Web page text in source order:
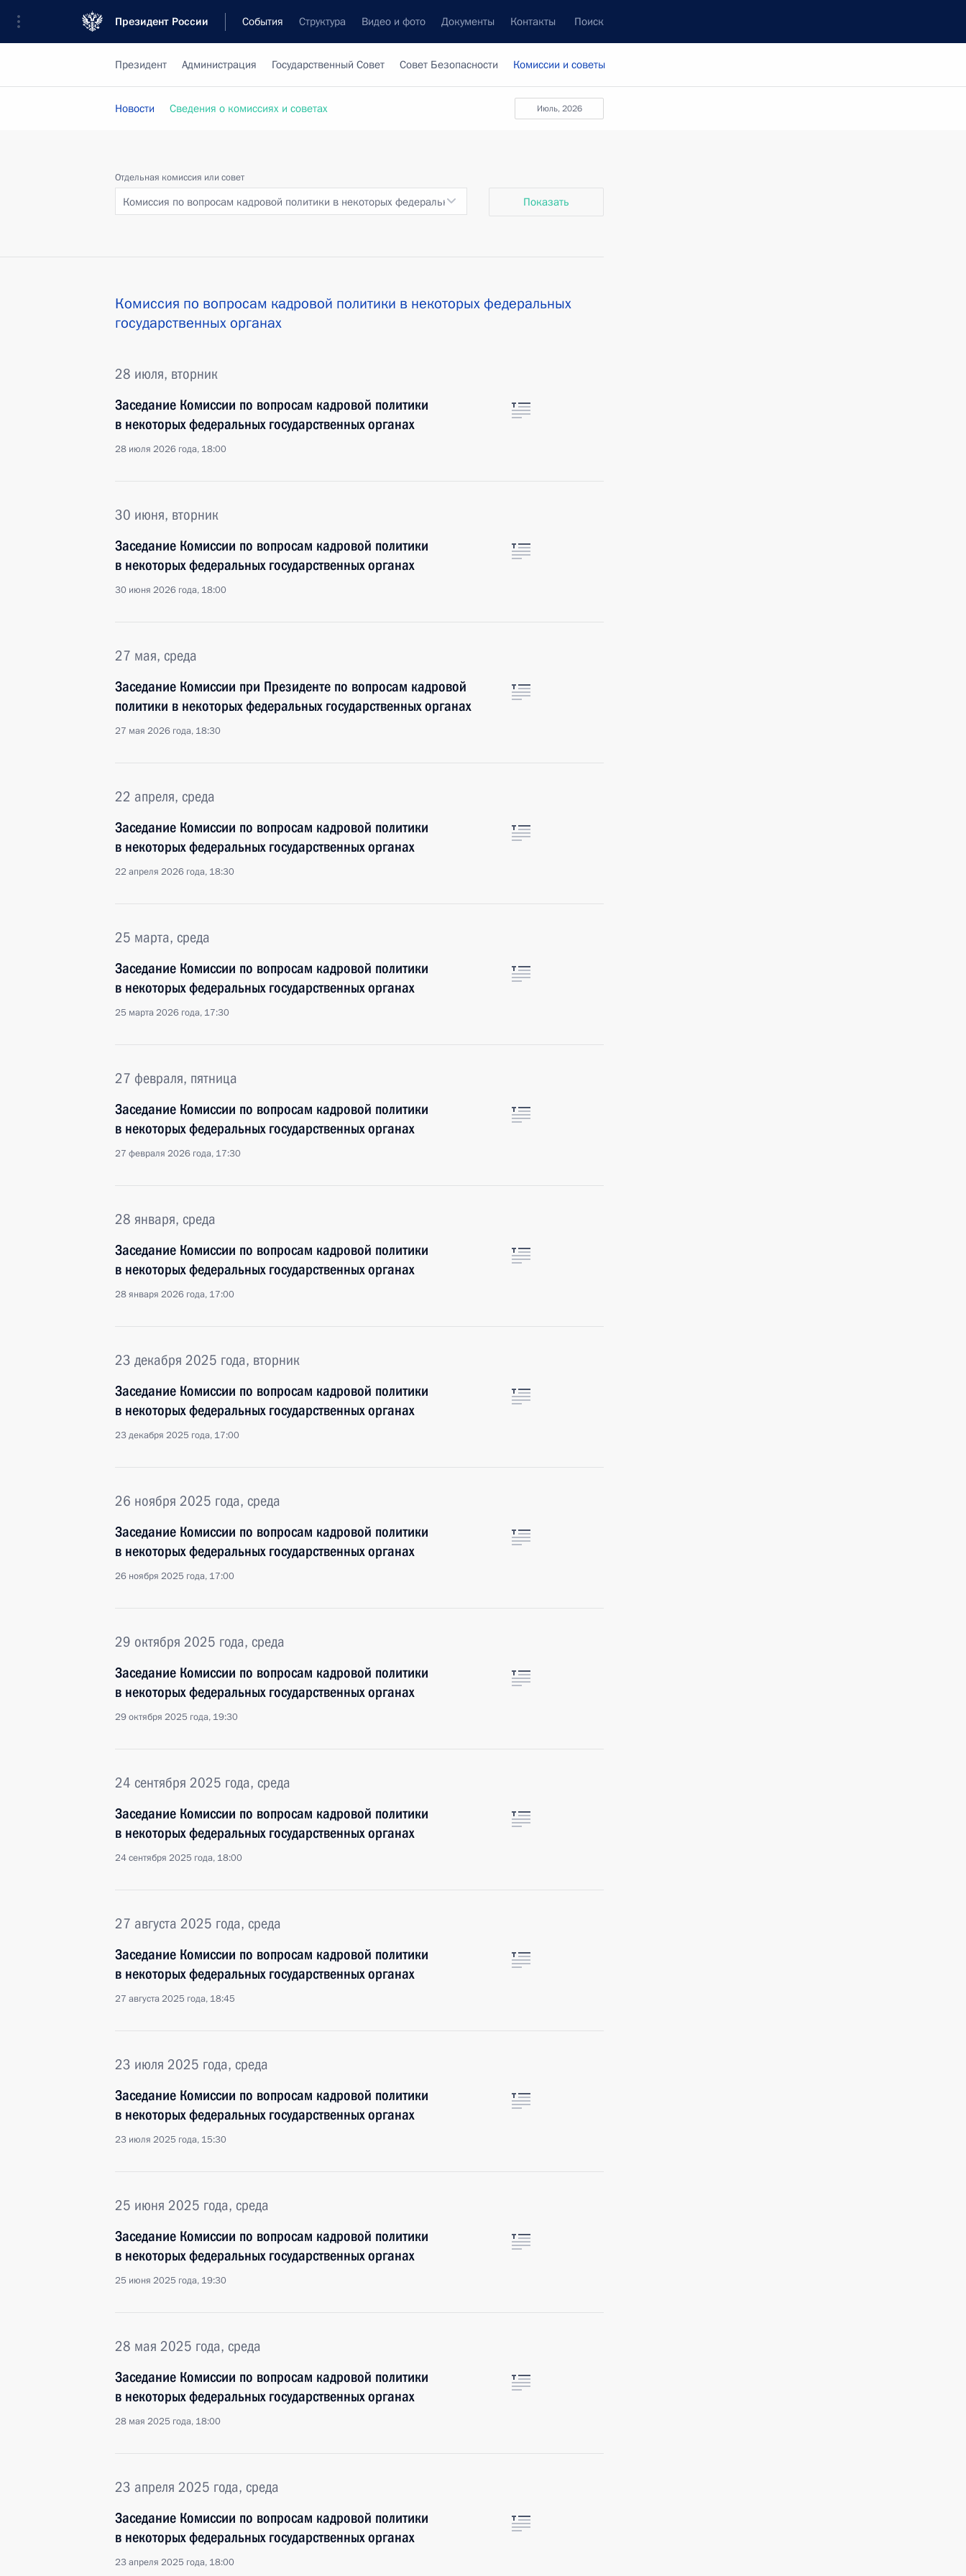
Президент России События Структура Видео и фото Документы Контакты Поиск
Президент Администрация Государственный Совет Совет Безопасности Комиссии и советы
июль, 2026
Новости Сведения о комиссиях и советах
Отдельная комиссия или совет
Комиссия по вопросам кадровой политики в некоторых федеральных государственных органах
Показать
Комиссия по вопросам кадровой политики в некоторых федеральных
государственных органах
28 июля, вторник
Заседание Комиссии по вопросам кадровой политики
в некоторых федеральных государственных органах
28 июля 2026 года, 18:00
30 июня, вторник
Заседание Комиссии по вопросам кадровой политики
в некоторых федеральных государственных органах
30 июня 2026 года, 18:00
27 мая, среда
Заседание Комиссии при Президенте по вопросам кадровой
политики в некоторых федеральных государственных органах
27 мая 2026 года, 18:30
22 апреля, среда
Заседание Комиссии по вопросам кадровой политики
в некоторых федеральных государственных органах
22 апреля 2026 года, 18:30
25 марта, среда
Заседание Комиссии по вопросам кадровой политики
в некоторых федеральных государственных органах
25 марта 2026 года, 17:30
27 февраля, пятница
Заседание Комиссии по вопросам кадровой политики
в некоторых федеральных государственных органах
27 февраля 2026 года, 17:30
28 января, среда
Заседание Комиссии по вопросам кадровой политики
в некоторых федеральных государственных органах
28 января 2026 года, 17:00
23 декабря 2025 года, вторник
Заседание Комиссии по вопросам кадровой политики
в некоторых федеральных государственных органах
23 декабря 2025 года, 17:00
26 ноября 2025 года, среда
Заседание Комиссии по вопросам кадровой политики
в некоторых федеральных государственных органах
26 ноября 2025 года, 17:00
29 октября 2025 года, среда
Заседание Комиссии по вопросам кадровой политики
в некоторых федеральных государственных органах
29 октября 2025 года, 19:30
24 сентября 2025 года, среда
Заседание Комиссии по вопросам кадровой политики
в некоторых федеральных государственных органах
24 сентября 2025 года, 18:00
27 августа 2025 года, среда
Заседание Комиссии по вопросам кадровой политики
в некоторых федеральных государственных органах
27 августа 2025 года, 18:45
23 июля 2025 года, среда
Заседание Комиссии по вопросам кадровой политики
в некоторых федеральных государственных органах
23 июля 2025 года, 15:30
25 июня 2025 года, среда
Заседание Комиссии по вопросам кадровой политики
в некоторых федеральных государственных органах
25 июня 2025 года, 19:30
28 мая 2025 года, среда
Заседание Комиссии по вопросам кадровой политики
в некоторых федеральных государственных органах
28 мая 2025 года, 18:00
23 апреля 2025 года, среда
Заседание Комиссии по вопросам кадровой политики
в некоторых федеральных государственных органах
23 апреля 2025 года, 18:00